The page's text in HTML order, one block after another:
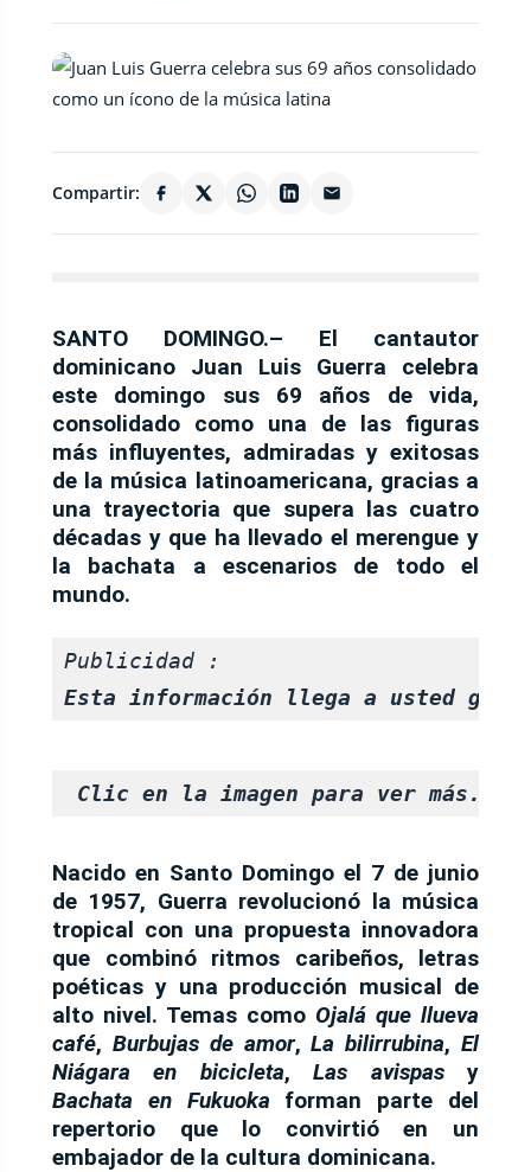
Compartir:
SANTO DOMINGO.– El cantautor
dominicano Juan Luis Guerra celebra
este domingo sus 69 años de vida,
consolidado como una de las figuras
más influyentes, admiradas y exitosas
de la música latinoamericana, gracias a
una trayectoria que supera las cuatro
décadas y que ha llevado el merengue y
la bachata a escenarios de todo el
mundo.
Publicidad :
Esta información llega a usted
Clic en la imagen para ver más.
Nacido en Santo Domingo el 7 de junio
de 1957, Guerra revolucionó la música
tropical con una propuesta innovadora
que combinó ritmos caribeños, letras
poéticas y una producción musical de
alto nivel. Temas como Ojalá que llueva
café, Burbujas de amor,La bilirrubina,El
Niágara en bicicleta,Las avispasy
Bachata en Fukuoka forman parte del
repertorio que lo convirtió en un
embajador de la cultura dominicana.